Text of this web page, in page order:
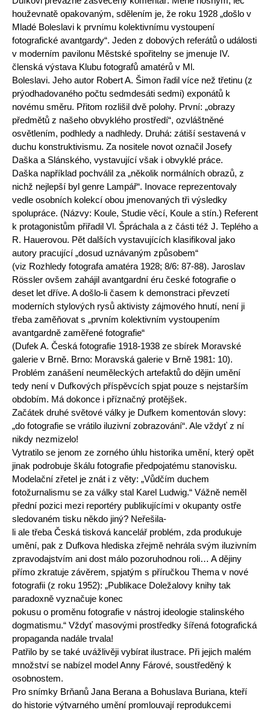
houževnatě opakovaným, sdělením je, že roku 1928 „došlo v
Mladé Boleslavi k prvnímu kolektivnímu vystoupení
fotografické avantgardy“. Jeden z dobových referátů o události
v moderním pavilonu Městské spořitelny se jmenuje IV.
členská výstava Klubu fotografů amatérů v Ml.
Boleslavi. Jeho autor Robert A. Šimon řadil více než třetinu (z
prýodhadovaného počtu sedmdesáti sedmi) exponátů k
novému směru. Přitom rozlišil dvě polohy. První: „obrazy
předmětů z našeho obvyklého prostředí“, ozvláštněné
osvětlením, podhledy a nadhledy. Druhá: zátiší sestavená v
duchu konstruktivismu. Za nositele novot označil Josefy
Daška a Slánského, vystavující však i obvyklé práce.
Daška například pochválil za „několik normálních obrazů, z
nichž nejlepší byl genre Lampář“. Inovace reprezentovaly
vedle osobních kolekcí obou jmenovaných tři výsledky
spolupráce. (Názvy: Koule, Studie věcí, Koule a stín.) Referent
k protagonistům přiřadil Vl. Špráchala a z části též J. Teplého a
R. Hauerovou. Pět dalších vystavujících klasifikoval jako
autory pracující „dosud uznávaným způsobem“
(viz Rozhledy fotografa amatéra 1928; 8/6: 87-88). Jaroslav
Rössler ovšem zahájil avantgardní éru české fotografie o
deset let dříve. A došlo-li časem k demonstraci převzetí
moderních stylových rysů aktivisty zájmového hnutí, není ji
třeba zaměňovat s „prvním kolektivním vystoupením
avantgardně zaměřené fotografie“
(Dufek A. Česká fotografie 1918-1938 ze sbírek Moravské
galerie v Brně. Brno: Moravská galerie v Brně 1981: 10).
Problém zanášení neuměleckých artefaktů do dějin umění
tedy není v Dufkových příspěvcích spjat pouze s nejstarším
obdobím. Má dokonce i příznačný protějšek.
Začátek druhé světové války je Dufkem komentován slovy:
„do fotografie se vrátilo iluzivní zobrazování“. Ale vždyť z ní
nikdy nezmizelo!
Vytratilo se jenom ze zorného úhlu historika umění, který opět
jinak podrobuje škálu fotografie předpojatému stanovisku.
Modelační zřetel je znát i z věty: „Vůdčím duchem
fotožurnalismu se za války stal Karel Ludwig.“ Vážně neměl
přední pozici mezi reportéry publikujícími v okupanty ostře
sledovaném tisku někdo jiný? Neřešila-
li ale třeba Česká tisková kancelář problém, zda produkuje
umění, pak z Dufkova hlediska zřejmě nehrála svým iluzivním
zpravodajstvím ani dost málo pozoruhodnou roli… A dějiny
přímo zkratuje závěrem, spjatým s příručkou Thema v nové
fotografii (z roku 1952): „Publikace Doležalovy knihy tak
paradoxně vyznačuje konec
pokusu o proměnu fotografie v nástroj ideologie stalinského
dogmatismu.“ Vždyť masovými prostředky šířená fotografická
propaganda nadále trvala!
Patřilo by se také uvážlivěji vybírat ilustrace. Při jejich malém
množství se nabízel model Anny Fárové, soustředěný k
osobnostem.
Pro snímky Brňanů Jana Berana a Bohuslava Buriana, kteří
do historie výtvarného umění promlouvají reprodukcemi